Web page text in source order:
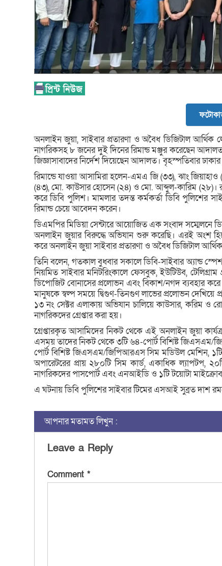
‎অনলাইন জুয়া, সাইবার প্রতারণা ও অবৈধ ডিজিটাল আর্থিক
নাগরিকসহ ৮ জনের দুই দিনের রিমান্ড মঞ্জুর করেছেন
জিজ্ঞাসাবাদের নির্দেশ দিয়েছেন আদালত। বৃহস্পতিবার
‎‎রিমান্ডে যাওয়া আসামিরা হলেন-এমএ জি (৩৩), ঝাং
(৪৩), মো. কাউসার হোসেন (২৪) ও মো. আব্দুল-কারিম (২৮)।
করে ডিবি পুলিশ। মামলার তদন্ত কর্মকর্তা ডিবি পুলিশের
রিমান্ড চেয়ে আবেদন করেন।
‎ডিএমপির মিডিয়া সেন্টারে আয়োজিত এক সংবাদ সম্মেলনে
অনলাইন জুয়ার বিরুদ্ধে অভিযান শুরু করেছি। এরই অংশ
করে অনলাইন জুয়া সাইবার প্রতারণা ও অবৈধ ডিজিটাল
‎‎তিনি বলেন, গতকাল বুধবার সকালে ডিবি-সাইবার অ্যান্ড
নিয়মিত সাইবার মনিটরিংকালে ফেসবুক, ইউটিউব,
ডিপোজিট বোনাসের প্রলোভন এবং বিকাশ/নগদ ব্যবহার
মানুষকে স্বল্প সময়ে দ্বিগুণ-তিনগুণ লাভের প্রলোভন দেখিয়ে
১৩ নং সেক্টর এলাকায় অভিযান চালিয়ে কাউসার, করিম ও
নাগরিকদের গ্রেপ্তার করা হয়।
‎‎গ্রেপ্তারকৃত আসামিদের নিকট থেকে এই অনলাইন জুয়া
এসময় তাদের নিকট থেকে ৩টি ৬৪-পোর্ট বিশিষ্ট
পোর্ট বিশিষ্ট জিএসএম/জিপিআরএস সিম মডিউল মেশিন,
অপারেটরের প্রায় ২৮০টি সিম কার্ড, একাধিক ল্যাপটপ,
নাগরিকদের পাসপোর্ট এবং এনআইডি ও ১টি টয়োটা
‎‎এ ঘটনায় ডিবি পুলিশের সাইবার টিমের এসআই সুব্রত দাশ
আপনার মতামত লিখুন :
Leave a Reply
Comment *